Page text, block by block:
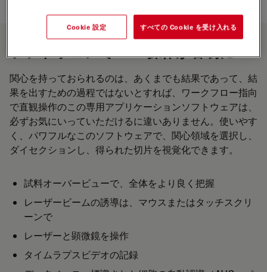
関心を持っておられるのは、あくまでも結果であって、結
果を出すための過程ではないとすれば、ワークフロー指向
で直観操作のこの専用アプリケーションソフトウェアは、
必ずお気にいっていただけるに違いありません。使いやす
く、パワフルなこのソフトウェアで、関心領域を選択し、
ダイセクションし、得られた切片を視覚化できます。
試料オーバービューで、全体をより良く把握
レーザービームの誘導は、マウスまたはタッチスクリ
ーンで
レーザーと顕微鏡を操作
タイムラプスビデオの記録
Cookie 設定 すべての Cookie を受け入れる